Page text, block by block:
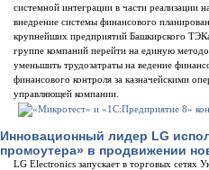
системной интеграции в части реализации
внедрение системы финансового
крупнейших предприятий Башкирского
группе компаний перейти на единую
уменьшить трудозатраты на ведение
финансового контроля за казначейскими
управляющей компании.
Инновационный лидер LG
промоутера» в продвижении
LG Electronics запускает в торговых сетях